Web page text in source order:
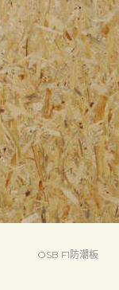
OSB F1防潮板